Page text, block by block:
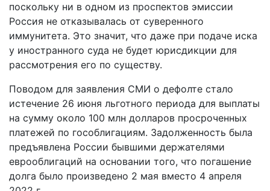
поскольку ни в одном из проспектов эмиссии
Россия не отказывалась от суверенного
иммунитета. Это значит, что даже при подаче иска
у иностранного суда не будет юрисдикции для
рассмотрения его по существу.
Поводом для заявления СМИ о дефолте стало
истечение 26 июня льготного периода для выплаты
на сумму около 100 млн долларов просроченных
платежей по гособлигациям. Задолженность была
предъявлена России бывшими держателями
еврооблигаций на основании того, что погашение
долга было произведено 2 мая вместо 4 апреля